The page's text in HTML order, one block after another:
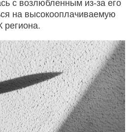
с возлюбленным из-за его
на высокооплачиваемую
региона.